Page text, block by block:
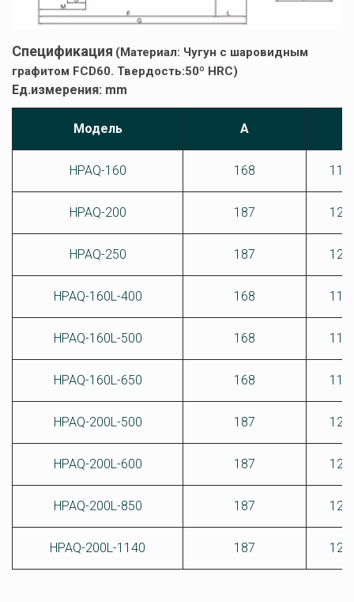
Спецификация (Материал: Чугун с шаровидным
Ед.измерения: mm
Модель A
HPAQ-160 168
HPAQ-200 187
HPAQ-250 187
HPAQ-160L-400 168
HPAQ-160L-500 168
HPAQ-160L-650 168
HPAQ-200L-500 187
HPAQ-200L-600 187
HPAQ-200L-850 187
HPAQ-200L-1140 187